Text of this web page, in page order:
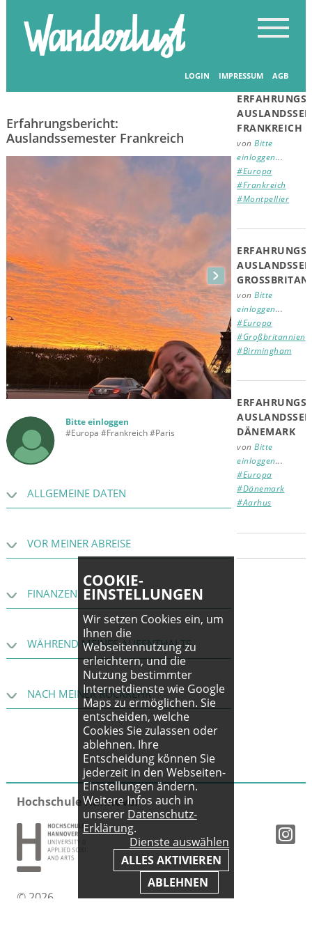
LOGIN IMPRESSUM AGB
Startseite - Erfahrungsberichte Erfahrungsberichte
Erfahrungsbericht:
Auslandssemester Frankreich
Bitte einloggen
#Europa #Frankreich #Paris
ALLGEMEINE DATEN
VOR MEINER ABREISE
FINANZEN
WÄHREND MEINES AUFENTHALTS
NACH MEINER RÜCKKEHR
Beiträge
FRANKREICH
vonBitte
einloggen...
#Europa
#Frankreich
#Montpellier
vonBitte
einloggen...
#Europa
#Großbritannien
#Birmingham
DÄNEMARK
vonBitte
einloggen...
#Europa
#Dänemark
#Aarhus
Hochschule Hannover
© 2026
COOKIE-
EINSTELLUNGEN
Wir setzen Cookies ein, um
Ihnen die
Webseitennutzung zu
erleichtern, und die
Nutzung bestimmter
Internetdienste wie Google
Maps zu ermöglichen. Sie
entscheiden, welche
Cookies Sie zulassen oder
ablehnen. Ihre
Entscheidung können Sie
jederzeit in den Webseiten-
Einstellungen ändern.
Weitere Infos auch in
unserer Datenschutz-
Erklärung.
Dienste auswählen
ALLES AKTIVIEREN
ABLEHNEN